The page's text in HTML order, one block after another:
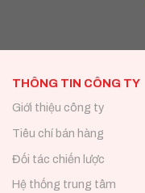
THÔNG TIN CÔNG TY
Giới thiệu công ty
Tiêu chí bán hàng
Đối tác chiến lược
Hệ thống trung tâm